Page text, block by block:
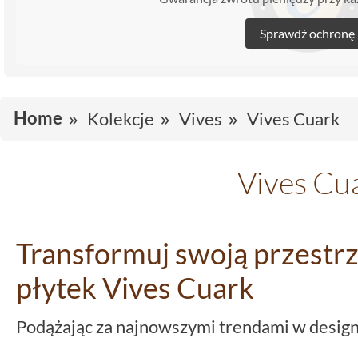
Sprawdź ochronę
Home Kolekcje Vives Vives Cuark
Vives
Transformuj swoją
płytek Vives Cuark
Podążając za najnowszymi trendami w